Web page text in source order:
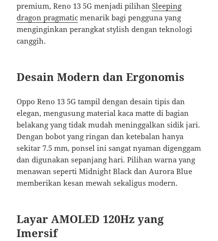
premium, Reno 13 5G menjadi pilihanSleeping
dragon pragmatic menarik bagi pengguna yang
menginginkan perangkat stylish dengan teknologi
canggih.
Desain Modern dan Ergonomis
Oppo Reno 13 5G tampil dengan desain tipis dan
elegan, mengusung material kaca matte di bagian
belakang yang tidak mudah meninggalkan sidik jari.
Dengan bobot yang ringan dan ketebalan hanya
sekitar 7.5 mm, ponsel ini sangat nyaman digenggam
dan digunakan sepanjang hari. Pilihan warna yang
menawan seperti Midnight Black dan Aurora Blue
memberikan kesan mewah sekaligus modern.
Layar AMOLED 120Hz yang
Imersif